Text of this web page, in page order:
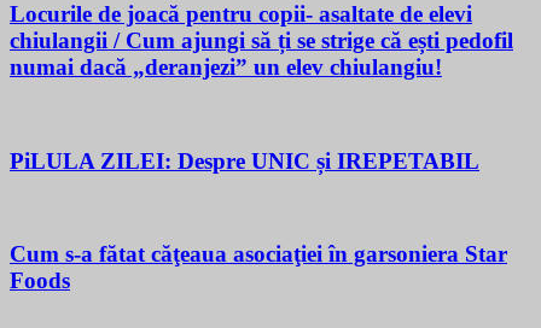
Locurile de joacă pentru copii- asaltate de elevi
chiulangii / Cum ajungi să ți se strige că ești pedofil
numai dacă „deranjezi” un elev chiulangiu!
PiLULA ZILEI: Despre UNIC și IREPETABIL
Cum s-a fătat căţeaua asociaţiei în garsoniera Star
Foods